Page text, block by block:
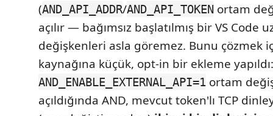
(AND_API_ADDR/AND_API_TOKEN ortam
açılır — bağımsız başlatılmış bir VS Code
değişkenleri asla göremez. Bunu çözmek
kaynağına küçük, opt-in bir ekleme yapıldı:
AND_ENABLE_EXTERNAL_API=1 ortam
açıldığında AND, mevcut token'lı TCP